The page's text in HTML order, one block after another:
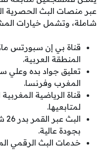
عبر منصات البث الحصرية
شاملة، وتشمل خيارات
المنطقة العربية.
تعليق جواد بده وعلي
المغرب وفرنسا.
قناة الرياضية
لمتابعيها.
بجودة عالية.
خدمات البث الرقمي